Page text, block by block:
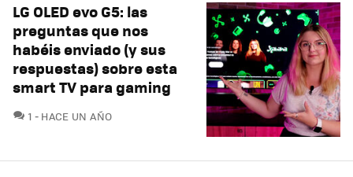
LG OLED evo G5: las
preguntas que nos
habéis enviado (y sus
respuestas) sobre esta
smart TV para gaming
1 COMENTARIOS
HACE UN AÑO